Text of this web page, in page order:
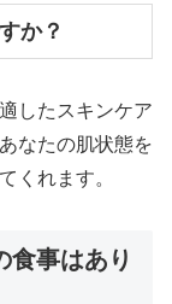
か？
したスキンケア
なたの肌状態を
くれます。
食事はあり